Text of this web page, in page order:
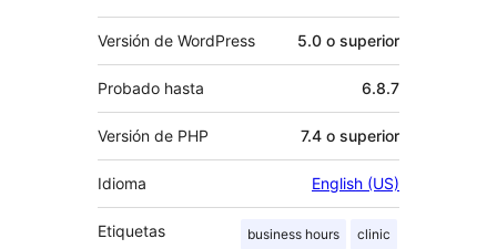
Versión de WordPress 5.0 o superior
Probado hasta 6.8.7
Versión de PHP 7.4 o superior
Idioma English (US)
Etiquetas business hours clinic